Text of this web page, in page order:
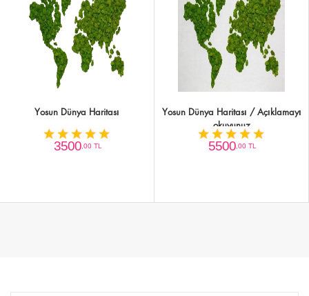
Yosun Dünya Haritası
3500,00 TL
Yosun Dünya Haritası / Açıklamayı
okuyunuz
5500,00 TL